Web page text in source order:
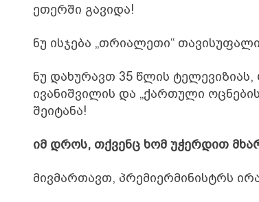
ეთერში გავიდა!
ნუ ისჯება „თრიალეთი“ თავისუფალი
ნუ დახურავთ 35 წლის ტელევიზიას,
ივანიშვილის და „ქართული ოცნების
შეიტანა!
იმ დროს, თქვენც ხომ უჭერდით
მივმართავთ, პრემიერმინისტრს